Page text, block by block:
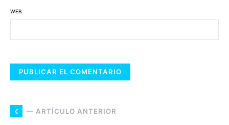
WEB
— ARTÍCULO ANTERIOR